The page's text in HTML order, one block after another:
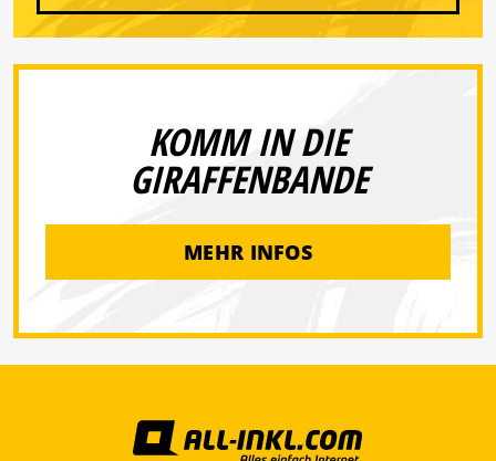
KOMM IN DIE
GIRAFFENBANDE
MEHR INFOS